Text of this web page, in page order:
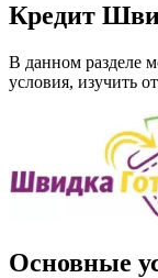
Кредит
В данном разделе
условия, изучить
Основные